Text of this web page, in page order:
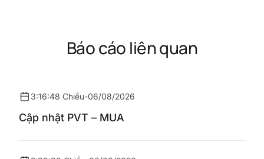
Báo cáo liên quan
3:16:48 Chiều-06/08/2026
Cập nhật PVT – MUA